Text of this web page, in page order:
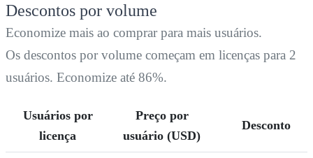
Descontos por volume
Economize mais ao comprar para mais usuários.
Os descontos por volume começam em licenças para 2
usuários. Economize até 86%.
Usuários por
licença
Preço por
usuário (USD)
Desconto